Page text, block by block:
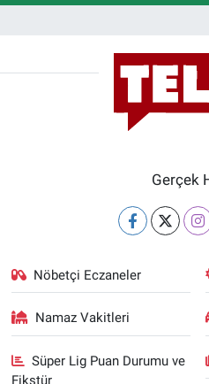
Gerçek
Nöbetçi Eczaneler
Namaz Vakitleri
Süper Lig Puan Durumu ve
Fikstür